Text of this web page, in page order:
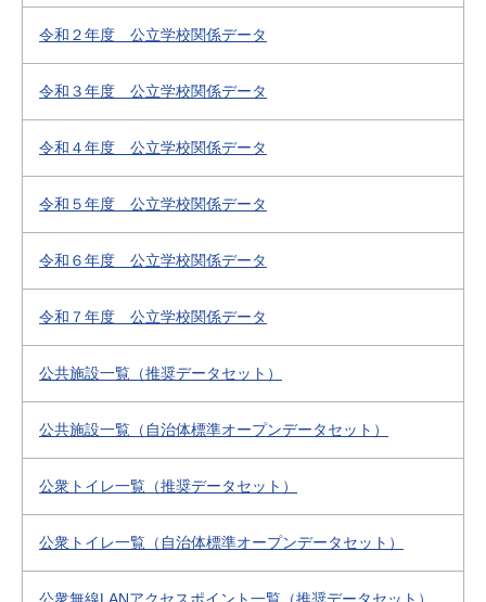
令和２年度 公立学校関係データ
令和３年度 公立学校関係データ
令和４年度 公立学校関係データ
令和５年度 公立学校関係データ
令和６年度 公立学校関係データ
令和７年度 公立学校関係データ
公共施設一覧（推奨データセット）
公共施設一覧（自治体標準オープンデータセット）
公衆トイレ一覧（推奨データセット）
公衆トイレ一覧（自治体標準オープンデータセット）